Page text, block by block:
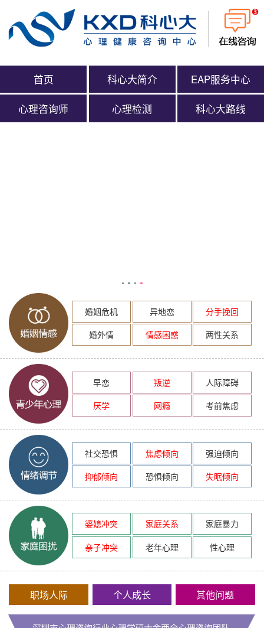
首页 科心大简介 EAP服务中心
心理咨询师 心理检测 科心大路线
婚姻危机 异地恋
分手挽回
婚外情
情感困惑 两性关系
早恋 叛逆
人际障碍
厌学
网瘾 考前焦虑
社交恐惧 焦虑倾向
强迫倾向
抑郁倾向
恐惧倾向 失眠倾向
婆媳冲突 家庭关系
家庭暴力
亲子冲突
老年心理 性心理
职场人际 个人成长 其他问题